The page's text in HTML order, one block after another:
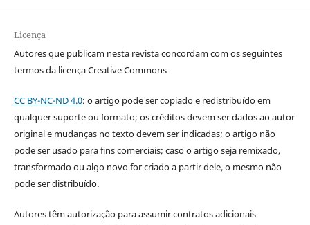
Licença
Autores que publicam nesta revista concordam com os seguintes
termos da licença Creative Commons
CC BY-NC-ND 4.0: o artigo pode ser copiado e redistribuído em
qualquer suporte ou formato; os créditos devem ser dados ao autor
original e mudanças no texto devem ser indicadas; o artigo não
pode ser usado para fins comerciais; caso o artigo seja remixado,
transformado ou algo novo for criado a partir dele, o mesmo não
pode ser distribuído.
Autores têm autorização para assumir contratos adicionais